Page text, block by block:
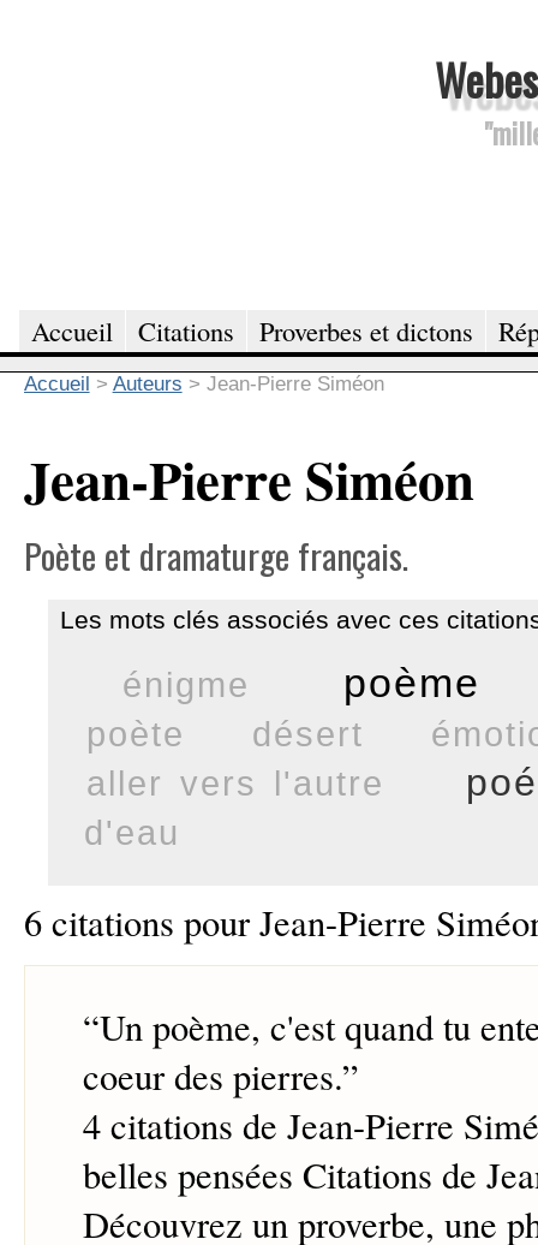
Accueil Citations Proverbes et dictons
Accueil > Auteurs > Jean-Pierre Siméon
Jean-Pierre Siméon
Poète et dramaturge français.
Les mots clés associés avec ces
énigme poème
poète désert
aller vers l'autre
d'eau
6 citations pour Jean-Pierre
“Un poème, c'est quand tu
coeur des pierres.”
4 citations de Jean-Pierre
belles pensées Citations de
Découvrez un proverbe, une